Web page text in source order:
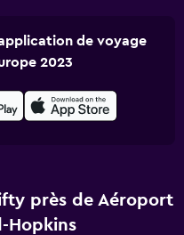
de voyage
2023
près de Aéroport
Hopkins